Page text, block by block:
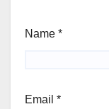
Name *
Email *